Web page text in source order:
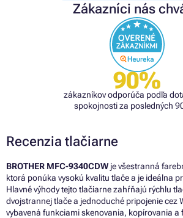
Zákazníci nás
90%
zákazníkov odporúča podľa
spokojnosti za posledných
Recenzia tlačiarne
BROTHER MFC-9340CDW je všestranná
ktorá ponúka vysokú kvalitu tlače a je ideálna
Hlavné výhody tejto tlačiarne zahŕňajú rýchlu
dvojstrannej tlače a jednoduché pripojenie cez
vybavená funkciami skenovania, kopírovania a